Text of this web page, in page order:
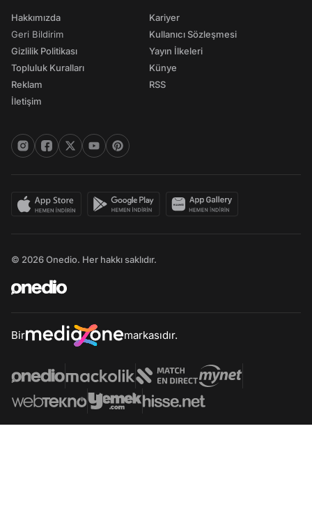
Hakkımızda
Geri Bildirim
Gizlilik Politikası
Topluluk Kuralları
Reklam
İletişim
Kariyer
Kullanıcı Sözleşmesi
Yayın İlkeleri
Künye
RSS
© 2026 Onedio. Her hakkı saklıdır.
Bir markasıdır.